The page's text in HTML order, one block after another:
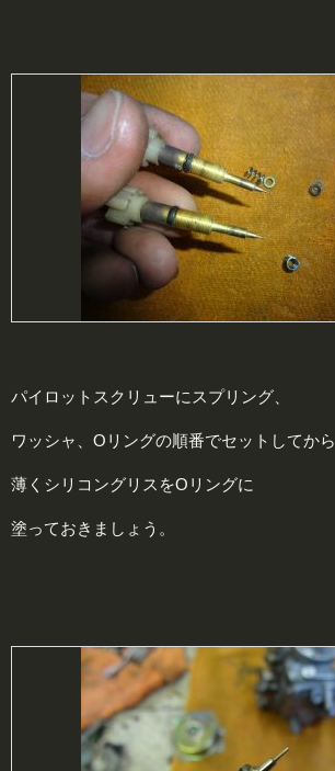
パイロットスクリューにスプリング、
ワッシャ、Oリングの順番でセットしてから
薄くシリコングリスをOリングに
塗っておきましょう。